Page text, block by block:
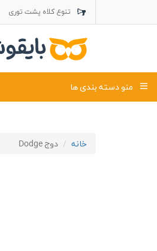
تنوع کلاه پشت توری
تنوع کلاه کتان
تنوع تراول ماک
منو دسته بندی ها
خانه دوج Dodge